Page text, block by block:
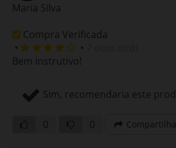
Maria Silva
Compra Verificada
•
•
Bem instrutivo!
Sim, recomendaria este
0 0